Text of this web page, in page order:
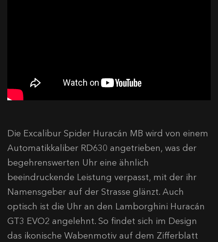
Die Excalibur Spider Huracán MB wird von einem
Automatikkaliber RD630 angetrieben, was der
begehrenswerten Uhr eine ähnlich
beeindruckende Leistung verpasst, mit der ihr
Namensgeber auf der Strasse glänzt. Auch
optisch ist die Uhr an den Lamborghini Huracán
GT3 EVO2 angelehnt. So findet sich im Design
das ikonische Wabenmotiv auf dem Zifferblatt